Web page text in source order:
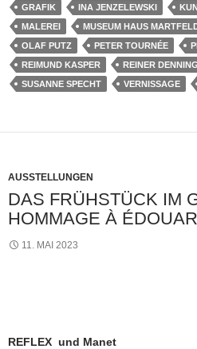
GRAFIK
INA JENZELEWSKI
MALEREI
MUSEUM HAUS
OLAF PUTZ
PETER TOURNÉE
REIMUND KASPER
REINER
SUSANNE SPECHT
VERNISSAGE
AUSSTELLUNGEN
DAS FRÜHSTÜCK IM
HOMMAGE À
11. MAI 2023
REFLEX und Manet